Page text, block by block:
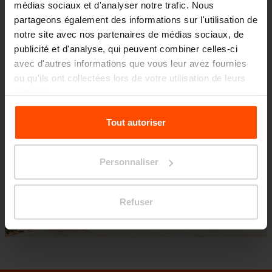
médias sociaux et d'analyser notre trafic. Nous
partageons également des informations sur l'utilisation de
notre site avec nos partenaires de médias sociaux, de
publicité et d'analyse, qui peuvent combiner celles-ci
avec d'autres informations que vous leur avez fournies
ou qu'ils ont collectées lors de votre utilisation de leurs
Pour plus d'informations, veuillez consulter le
sitePrinciples Relating to the Processing Personal
Tout autoriser
Personnaliser
Refuser
monde. Brno, capitale de la Moravie et
deuxième plus grande ville de République
tchèque, mérite un tel élément dominant